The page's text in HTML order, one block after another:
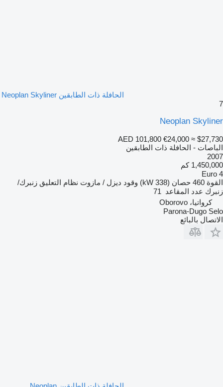
الحافلة ذات الطابقين Neoplan Skyliner
7
Neoplan Skyliner
AED 101,800 €24,000 ≈ $27,730
الباصات - الحافلة ذات الطابقين
2007
1,450,000 كم
Euro 4
القوة 460 حصان (338 kW) وقود ديزل / مازوت نظام التعليق زنبرك/
زنبرك عدد المقاعد 71
كرواتيا، Oborovo
Parona-Dugo Selo
الاتصال بالبائع